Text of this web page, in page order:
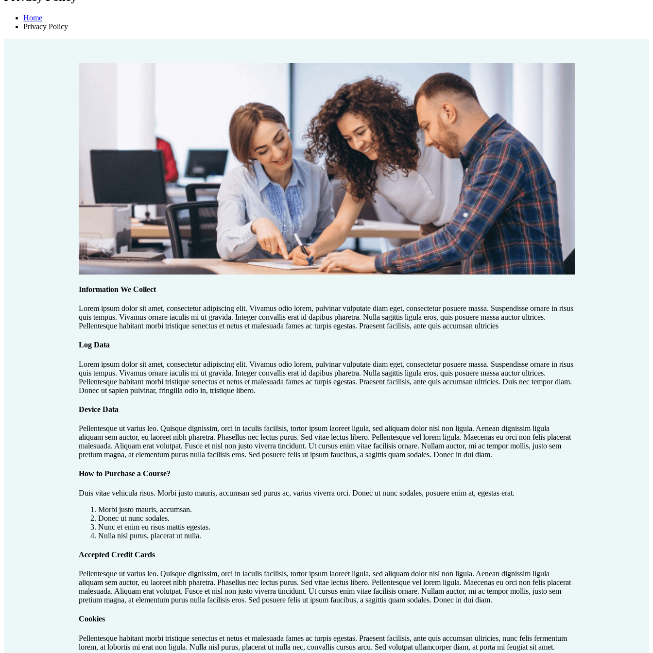
Home
Privacy Policy
Information We Collect
Lorem ipsum dolor sit amet, consectetur adipiscing elit. Vivamus odio lorem, pulvinar vulputate diam eget, consectetur posuere massa. Suspendisse ornare in risus
quis tempus. Vivamus ornare iaculis mi ut gravida. Integer convallis erat id dapibus pharetra. Nulla sagittis ligula eros, quis posuere massa auctor ultrices.
Pellentesque habitant morbi tristique senectus et netus et malesuada fames ac turpis egestas. Praesent facilisis, ante quis accumsan ultricies
Log Data
Lorem ipsum dolor sit amet, consectetur adipiscing elit. Vivamus odio lorem, pulvinar vulputate diam eget, consectetur posuere massa. Suspendisse ornare in risus
quis tempus. Vivamus ornare iaculis mi ut gravida. Integer convallis erat id dapibus pharetra. Nulla sagittis ligula eros, quis posuere massa auctor ultrices.
Pellentesque habitant morbi tristique senectus et netus et malesuada fames ac turpis egestas. Praesent facilisis, ante quis accumsan ultricies. Duis nec tempor diam.
Donec ut sapien pulvinar, fringilla odio in, tristique libero.
Device Data
Pellentesque ut varius leo. Quisque dignissim, orci in iaculis facilisis, tortor ipsum laoreet ligula, sed aliquam dolor nisl non ligula. Aenean dignissim ligula
aliquam sem auctor, eu laoreet nibh pharetra. Phasellus nec lectus purus. Sed vitae lectus libero. Pellentesque vel lorem ligula. Maecenas eu orci non felis placerat
malesuada. Aliquam erat volutpat. Fusce et nisl non justo viverra tincidunt. Ut cursus enim vitae facilisis ornare. Nullam auctor, mi ac tempor mollis, justo sem
pretium magna, at elementum purus nulla facilisis eros. Sed posuere felis ut ipsum faucibus, a sagittis quam sodales. Donec in dui diam.
How to Purchase a Course?
Duis vitae vehicula risus. Morbi justo mauris, accumsan sed purus ac, varius viverra orci. Donec ut nunc sodales, posuere enim at, egestas erat.
Morbi justo mauris, accumsan.
Donec ut nunc sodales.
Nunc et enim eu risus mattis egestas.
Nulla nisl purus, placerat ut nulla.
Accepted Credit Cards
Pellentesque ut varius leo. Quisque dignissim, orci in iaculis facilisis, tortor ipsum laoreet ligula, sed aliquam dolor nisl non ligula. Aenean dignissim ligula
aliquam sem auctor, eu laoreet nibh pharetra. Phasellus nec lectus purus. Sed vitae lectus libero. Pellentesque vel lorem ligula. Maecenas eu orci non felis placerat
malesuada. Aliquam erat volutpat. Fusce et nisl non justo viverra tincidunt. Ut cursus enim vitae facilisis ornare. Nullam auctor, mi ac tempor mollis, justo sem
pretium magna, at elementum purus nulla facilisis eros. Sed posuere felis ut ipsum faucibus, a sagittis quam sodales. Donec in dui diam.
Cookies
Pellentesque habitant morbi tristique senectus et netus et malesuada fames ac turpis egestas. Praesent facilisis, ante quis accumsan ultricies, nunc felis fermentum
lorem, at lobortis mi erat non ligula. Nulla nisl purus, placerat ut nulla nec, convallis cursus arcu. Sed volutpat ullamcorper diam, at porta mi feugiat sit amet.